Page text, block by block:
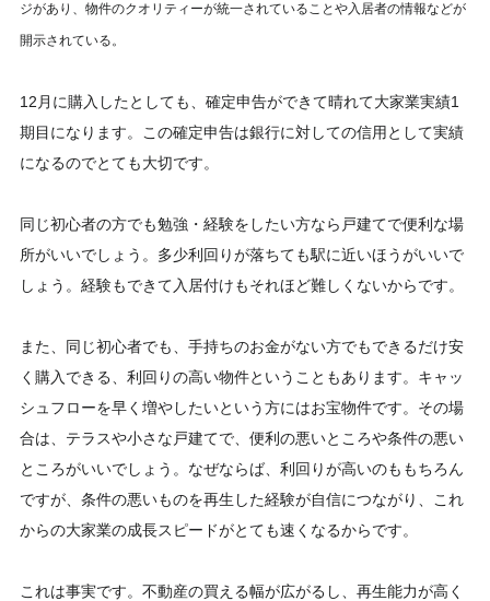
ジがあり、物件のクオリティーが統一されていることや入居者の情報などが
開示されている。
12月に購入したとしても、確定申告ができて晴れて大家業実績1
期目になります。この確定申告は銀行に対しての信用として実績
になるのでとても大切です。
同じ初心者の方でも勉強・経験をしたい方なら戸建てで便利な場
所がいいでしょう。多少利回りが落ちても駅に近いほうがいいで
しょう。経験もできて入居付けもそれほど難しくないからです。
また、同じ初心者でも、手持ちのお金がない方でもできるだけ安
く購入できる、利回りの高い物件ということもあります。キャッ
シュフローを早く増やしたいという方にはお宝物件です。その場
合は、テラスや小さな戸建てで、便利の悪いところや条件の悪い
ところがいいでしょう。なぜならば、利回りが高いのももちろん
ですが、条件の悪いものを再生した経験が自信につながり、これ
からの大家業の成長スピードがとても速くなるからです。
これは事実です。不動産の買える幅が広がるし、再生能力が高く